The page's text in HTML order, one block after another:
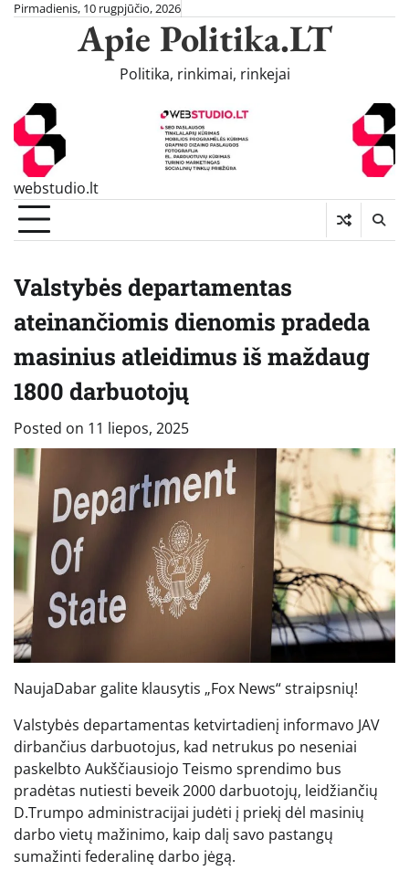
SkipPirmadienis, 10 rugpjūčio, 2026
Apie Politika.LT
Politika, rinkimai, rinkejai
webstudio.lt
Valstybės departamentas
ateinančiomis dienomis pradeda
masinius atleidimus iš maždaug
1800 darbuotojų
Posted on 11 liepos, 2025
NaujaDabar galite klausytis „Fox News“ straipsnių!
Valstybės departamentas ketvirtadienį informavo JAV
dirbančius darbuotojus, kad netrukus po neseniai
paskelbto Aukščiausiojo Teismo sprendimo bus
pradėtas nutiesti beveik 2000 darbuotojų, leidžiančių
D.Trumpo administracijai judėti į priekį dėl masinių
darbo vietų mažinimo, kaip dalį savo pastangų
sumažinti federalinę darbo jėgą.